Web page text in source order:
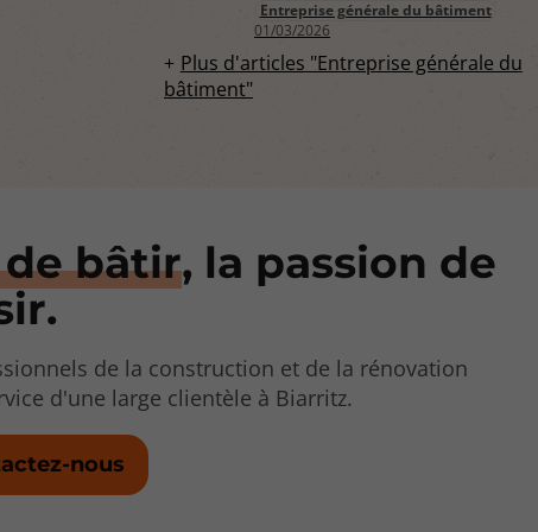
Entreprise générale du bâtiment
01/03/2026
recyclage
Plus d'articles "Entreprise générale du
bâtiment"
bâtir, la passion de
de la construction et de la rénovation
d'une large clientèle à Biarritz.
nous